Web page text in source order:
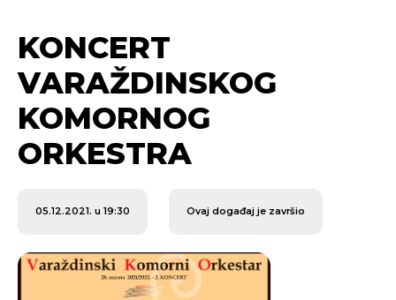
KONCERT
VARAŽDINSKOG
KOMORNOG
ORKESTRA
05.12.2021. u 19:30 Ovaj događaj je završio